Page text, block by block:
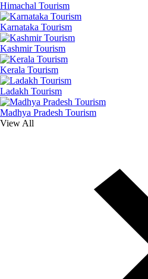
Himachal Tourism
Karnataka Tourism
Kashmir Tourism
Kerala Tourism
Ladakh Tourism
Madhya Pradesh Tourism
View All